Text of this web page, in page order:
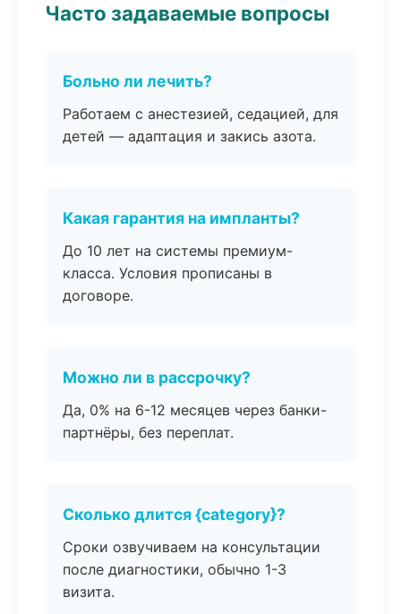
Часто задаваемые вопросы
Больно ли лечить?
Работаем с анестезией, седацией, для
детей — адаптация и закись азота.
Какая гарантия на импланты?
До 10 лет на системы премиум-
класса. Условия прописаны в
договоре.
Можно ли в рассрочку?
Да, 0% на 6-12 месяцев через банки-
партнёры, без переплат.
Сколько длится {category}?
Сроки озвучиваем на консультации
после диагностики, обычно 1-3
визита.